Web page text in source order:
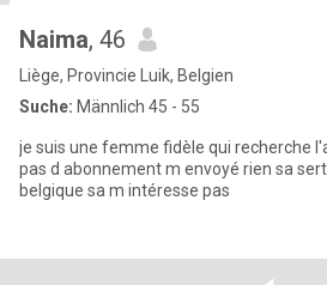
Naima, 46
Liège, Provincie Luik, Belgien
Suche: Männlich 45 - 55
je suis une femme fidèle qui recherche l'amour Ps; si vous avez
pas d abonnement m envoyé rien sa sert a rien et si vous êtes pas
belgique sa m intéresse pas